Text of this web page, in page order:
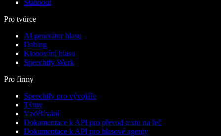
Stáhnout
Pro tvůrce
AI generátor hlasu
Dabing
Klonování hlasu
Speechify Work
Pro firmy
Speechify pro vývojáře
Týmy
Vzdělávání
Dokumentace k API pro převod textu na řeč
Dokumentace k API pro hlasové agenty